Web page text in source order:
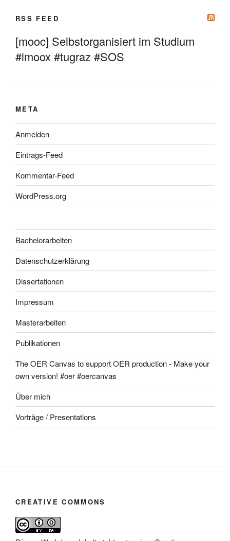
RSS FEED
[mooc] Selbstorganisiert im Studium
#imoox #tugraz #SOS
META
Anmelden
Eintrags-Feed
Kommentar-Feed
WordPress.org
Bachelorarbeiten
Datenschutzerklärung
Dissertationen
Impressum
Masterarbeiten
Publikationen
The OER Canvas to support OER production - Make your
own version! #oer #oercanvas
Über mich
Vorträge / Presentations
CREATIVE COMMONS